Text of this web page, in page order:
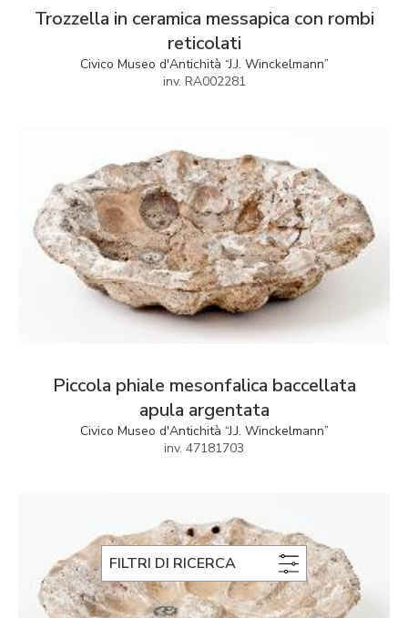
FILTRI DI RICERCA
Trozzella in ceramica messapica con rombi
reticolati
Civico Museo d'Antichità “J.J. Winckelmann”
inv. RA002281
Piccola phiale mesonfalica baccellata
apula argentata
Civico Museo d'Antichità “J.J. Winckelmann”
inv. 47181703